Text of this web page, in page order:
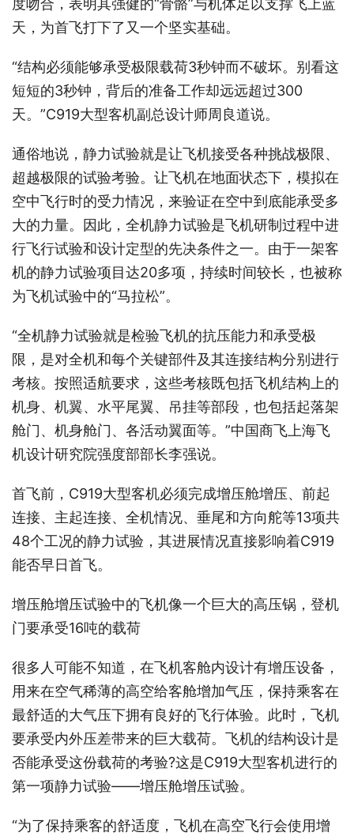
度吻合，表明其强健的“骨骼”与机体足以支撑飞上蓝
天，为首飞打下了又一个坚实基础。
“结构必须能够承受极限载荷3秒钟而不破坏。别看这
短短的3秒钟，背后的准备工作却远远超过300
天。”C919大型客机副总设计师周良道说。
通俗地说，静力试验就是让飞机接受各种挑战极限、
超越极限的试验考验。让飞机在地面状态下，模拟在
空中飞行时的受力情况，来验证在空中到底能承受多
大的力量。因此，全机静力试验是飞机研制过程中进
行飞行试验和设计定型的先决条件之一。由于一架客
机的静力试验项目达20多项，持续时间较长，也被称
为飞机试验中的“马拉松”。
“全机静力试验就是检验飞机的抗压能力和承受极
限，是对全机和每个关键部件及其连接结构分别进行
考核。按照适航要求，这些考核既包括飞机结构上的
机身、机翼、水平尾翼、吊挂等部段，也包括起落架
舱门、机身舱门、各活动翼面等。”中国商飞上海飞
机设计研究院强度部部长李强说。
首飞前，C919大型客机必须完成增压舱增压、前起
连接、主起连接、全机情况、垂尾和方向舵等13项共
48个工况的静力试验，其进展情况直接影响着C919
能否早日首飞。
增压舱增压试验中的飞机像一个巨大的高压锅，登机
门要承受16吨的载荷
很多人可能不知道，在飞机客舱内设计有增压设备，
用来在空气稀薄的高空给客舱增加气压，保持乘客在
最舒适的大气压下拥有良好的飞行体验。此时，飞机
要承受内外压差带来的巨大载荷。飞机的结构设计是
否能承受这份载荷的考验?这是C919大型客机进行的
第一项静力试验——增压舱增压试验。
“为了保持乘客的舒适度，飞机在高空飞行会使用增